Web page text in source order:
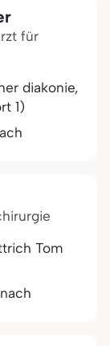
für
diakonie,
1)
Tom